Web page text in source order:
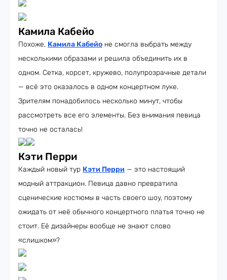
Камила Кабейо
Похоже, Камила Кабейо не смогла выбрать между
несколькими образами и решила объединить их в
одном. Сетка, корсет, кружево, полупрозрачные детали
— всё это оказалось в одном концертном луке.
Зрителям понадобилось несколько минут, чтобы
рассмотреть все его элементы. Без внимания певица
точно не осталась!
Кэти Перри
Каждый новый тур Кэти Перри — это настоящий
модный аттракцион. Певица давно превратила
сценические костюмы в часть своего шоу, поэтому
ожидать от неё обычного концертного платья точно не
стоит. Её дизайнеры вообще не знают слово
«слишком»?